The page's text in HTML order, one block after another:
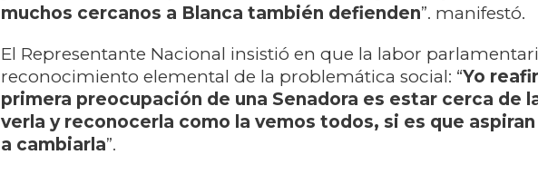
muchos cercanos a Blanca también defienden”. manifestó.
El Representante Nacional insistió en que la labor
reconocimiento elemental de la problemática social: “Yo
primera preocupación de una Senadora es estar cerca de
verla y reconocerla como la vemos todos, si es que
a cambiarla”.